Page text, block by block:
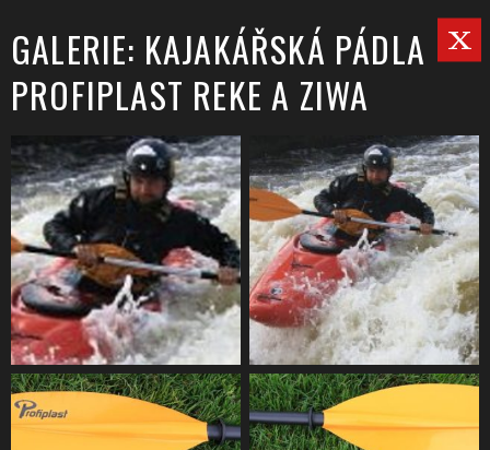
GALERIE: KAJAKÁŘSKÁ PÁDLA
PROFIPLAST REKE A ZIWA